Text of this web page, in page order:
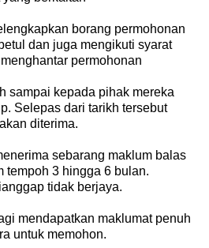
borang permohonan
dan juga mengikuti syarat
permohonan
sampai kepada pihak mereka
Selepas dari tarikh tersebut
diterima.
sebarang maklum balas
tempoh 3 hingga 6 bulan.
tidak berjaya.
mendapatkan maklumat penuh
untuk memohon.